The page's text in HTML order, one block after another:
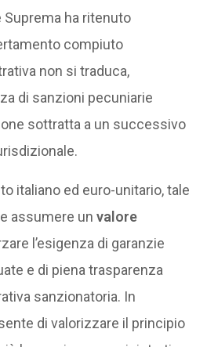
ha ritenuto
compiuto
non si traduca,
di sanzioni pecuniarie
sottratta a un successivo
italiano ed euro-unitario, tale
assumere unvalore
l’esigenza di garanzie
e di piena trasparenza
sanzionatoria. In
di valorizzare il principio